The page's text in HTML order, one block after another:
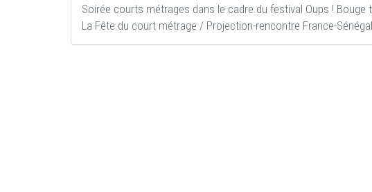
Soirée courts métrages dans le cadre du festival Oups ! Bouge
La Fête du court métrage / Projection-rencontre France-